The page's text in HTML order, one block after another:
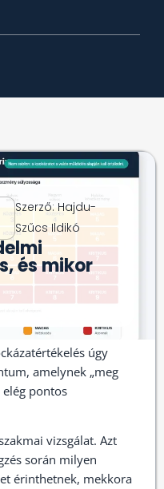
Szerző:Hajdu-
Szűcs Ildikó
és mikor
úgy
amelynek „meg
elég pontos
vizsgálat. Azt
során milyen
érinthetnek, mekkora